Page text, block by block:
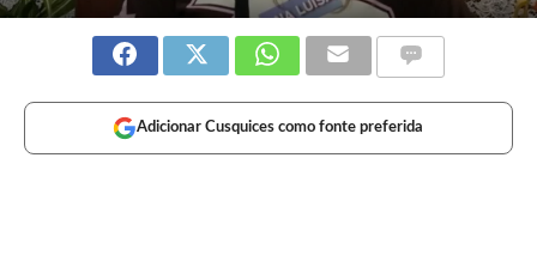
Adicionar Cusquices como fonte preferida